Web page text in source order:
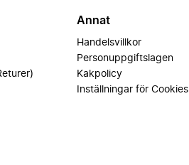
Annat
Handelsvillkor
Personuppgiftslagen
Kakpolicy
Inställningar för Cookies